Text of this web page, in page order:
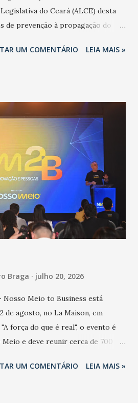
do Ceará (ALCE) desta
de prevenção à propagação do
Estado na contenção da
cuidados com os ambientes
não estamos vivendo uma
temos em todos os anos, com
influenza ou H1N1. Trata-se
vírus diferente, com um poder de
outros coronavírus”, apontou o
é uma epidemia com chance de
gerar um grande risco à
saúde. “Precisamos saber fazer a
doença, para não so...
UM COMENTÁRIO LEIA MAIS »
Braga julho 20, 2026
Nosso Meio to Business está
de agosto, no La Maison, em
força do que é real", o evento é
e deve reunir cerca de 700
Nacional. Desde 2022, o NM2B
UM COMENTÁRIO LEIA MAIS »